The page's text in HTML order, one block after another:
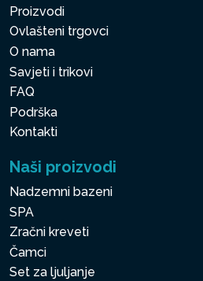
Proizvodi
Ovlašteni trgovci
O nama
Savjeti i trikovi
FAQ
Podrška
Kontakti
Naši proizvodi
Nadzemni bazeni
SPA
Zračni kreveti
Čamci
Set za ljuljanje